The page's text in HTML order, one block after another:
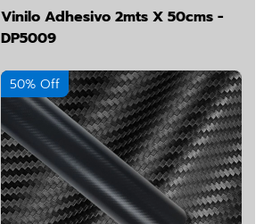
Vinilo Adhesivo 2mts X 50cms -
DP5009
50% Off